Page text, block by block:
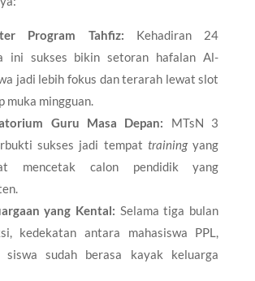
Program Tahfiz: Kehadiran 24
ini sukses bikin setoran hafalan Al-
jadi lebih fokus dan terarah lewat slot
muka mingguan.
Guru Masa Depan: MTsN 3
sukses jadi tempat trainingyang
mencetak calon pendidik yang
yang Kental: Selama tiga bulan
kedekatan antara mahasiswa PPL,
siswa sudah berasa kayak keluarga